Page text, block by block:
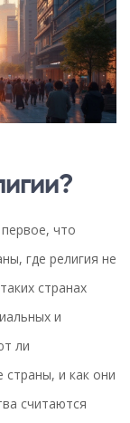
что
где религия не
странах
и
ли
страны, и как они
считаются